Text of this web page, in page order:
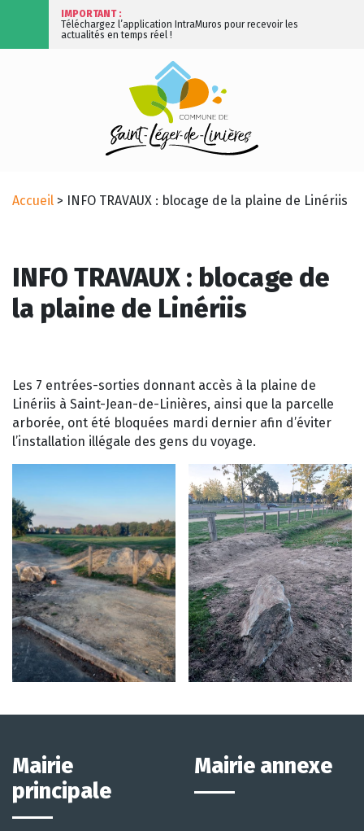
IMPORTANT :
Téléchargez l’application IntraMuros pour recevoir les
actualités en temps réel !
Accueil > INFO TRAVAUX : blocage de la plaine de Linériis
INFO TRAVAUX : blocage de
la plaine de Linériis
Les 7 entrées-sorties donnant accès à la plaine de
Linériis à Saint-Jean-de-Linières, ainsi que la parcelle
arborée, ont été bloquées mardi dernier afin d’éviter
l’installation illégale des gens du voyage.
Mairie
principale
Mairie annexe